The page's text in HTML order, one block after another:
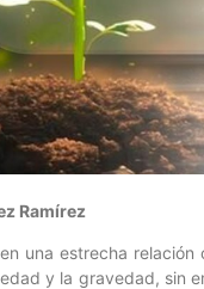
Ramírez
una estrecha
y la gravedad, sin